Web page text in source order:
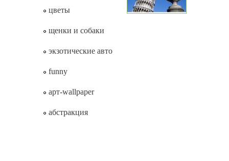
цветы
щенки и собаки
экзотические авто
funny
арт-wallpaper
абстракция